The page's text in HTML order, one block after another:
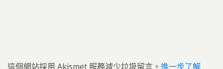
這個網站採用 Akismet 服務減少垃圾留言。 進一步了解